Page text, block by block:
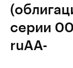
серии
ruАA-